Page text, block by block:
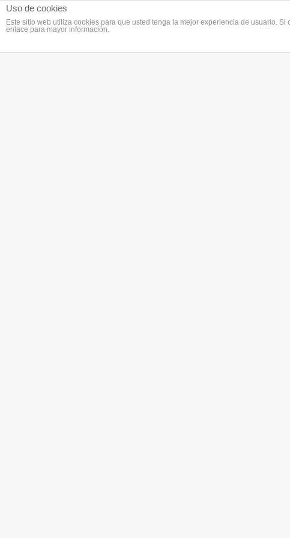
Uso de cookies
Este sitio web utiliza cookies para que usted tenga la mejor experiencia de usuario.
enlace para mayor información.